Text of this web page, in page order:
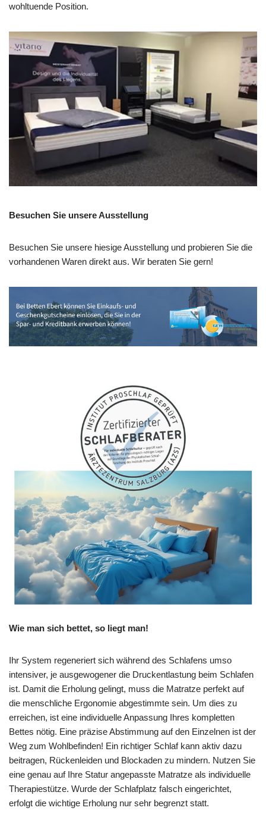
wohltuende Position.
Besuchen Sie unsere Ausstellung
Besuchen Sie unsere hiesige Ausstellung und probieren Sie die
vorhandenen Waren direkt aus. Wir beraten Sie gern!
Wie man sich bettet, so liegt man!
Ihr System regeneriert sich während des Schlafens umso
intensiver, je ausgewogener die Druckentlastung beim Schlafen
ist. Damit die Erholung gelingt, muss die Matratze perfekt auf
die menschliche Ergonomie abgestimmte sein. Um dies zu
erreichen, ist eine individuelle Anpassung Ihres kompletten
Bettes nötig. Eine präzise Abstimmung auf den Einzelnen ist der
Weg zum Wohlbefinden! Ein richtiger Schlaf kann aktiv dazu
beitragen, Rückenleiden und Blockaden zu mindern. Nutzen Sie
eine genau auf Ihre Statur angepasste Matratze als individuelle
Therapiestütze. Wurde der Schlafplatz falsch eingerichtet,
erfolgt die wichtige Erholung nur sehr begrenzt statt.